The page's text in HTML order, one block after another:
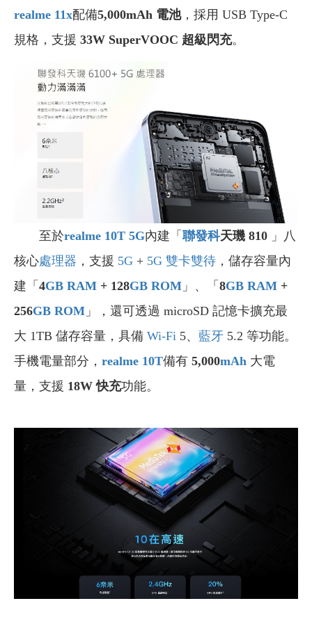
realme 11x配備5,000mAh 電池，採用 USB Type-C
規格，支援 33W SuperVOOC 超級閃充。
至於realme 10T 5G內建「 聯發科天璣 810 」八
核心處理器 ，支援 5G + 5G 雙卡雙待 ，儲存容量內
建「 4GB RAM + 128GB ROM 」、「 8GB RAM +
256GB ROM 」，還可透過 microSD 記憶卡擴充最
大 1TB 儲存容量，具備 Wi-Fi 5、 藍牙 5.2 等功能。
手機電量部分， realme 10T備有 5,000mAh 大電
量，支援 18W 快充功能。